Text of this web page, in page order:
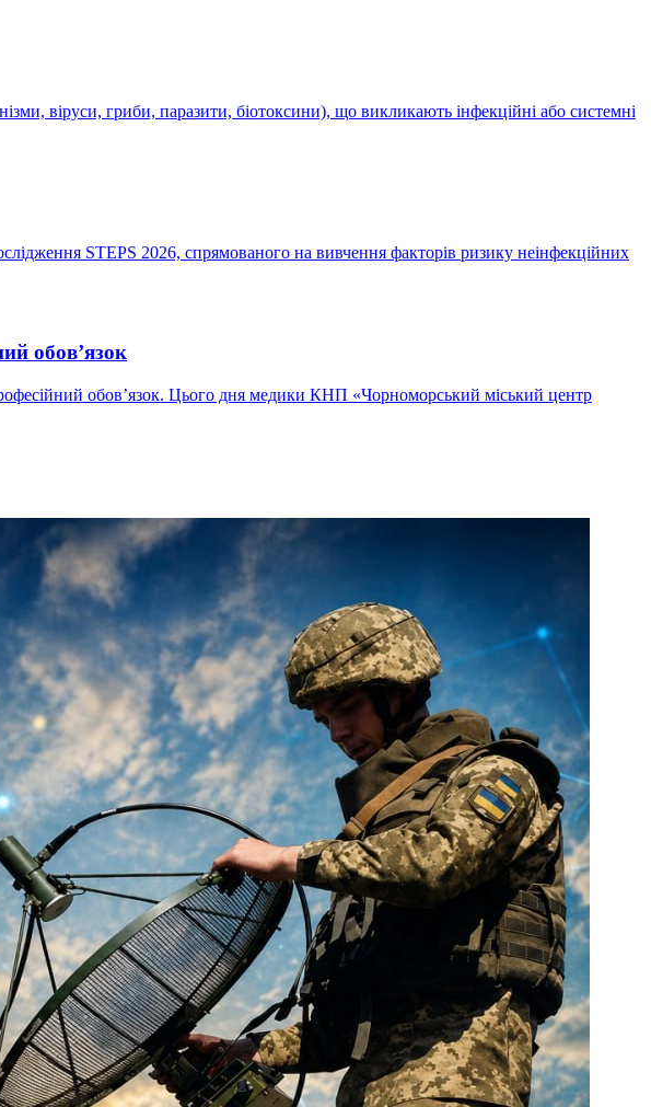
віруси, гриби, паразити, біотоксини), що викликають інфекційні або системні
STEPS 2026, спрямованого на вивчення факторів ризику неінфекційних
обов’язок
обов’язок. Цього дня медики КНП «Чорноморський міський центр